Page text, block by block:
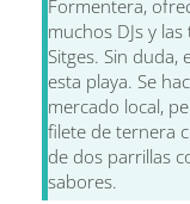
Formentera,
muchos DJs y
Sitges. Sin
esta playa. Se
mercado local,
filete de ternera
de dos parrillas
sabores.